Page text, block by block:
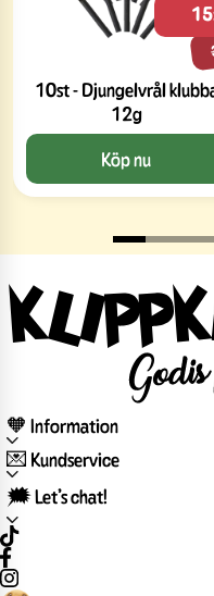
10st - Djungelvrål
12g
Köp nu
🧡 Information
💌 Kundservice
🗯️ Let’s chat!